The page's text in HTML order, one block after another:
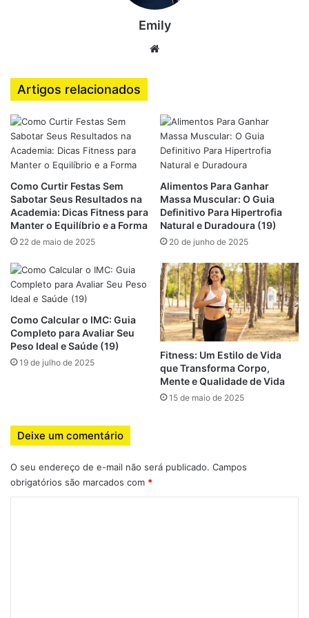
benefícios são imediatos:
Redução do peso corporal
Diminuição de inflamações
Mais energia e disposição
Controle do colesterol
Prevenção de doenças crônicas (diabetes tipo 2,
hipertensão, etc.)
Além disso, a possibilidade de incluir proteínas animais
eventualmente torna o processo maisrealista e
sustentável.
Flexitarianismo Para Emagrecer: O
Segredo Está na Adesão
Diferente das dietas que prometem perda de peso rápida
com restrições absurdas, o flexitarianismo éinteligente
Ele não tira o prazer de comer, não impõe sacrifícios
impossíveis e pode ser seguido por tempo indeterminado.
Sentem culpa ao comer carne, mas ainda não querem
Emily
Artigos relacionados
Como Curtir Festas Sem
Sabotar Seus Resultados na
Academia: Dicas Fitness para
Manter o Equilíbrio e a Forma
22 de maio de 2025
Alimentos Para Ganhar
Massa Muscular: O Guia
Definitivo Para Hipertrofia
Natural e Duradoura (19)
20 de junho de 2025
Como Calcular o IMC: Guia
Completo para Avaliar Seu
Peso Ideal e Saúde (19)
19 de julho de 2025
Fitness: Um Estilo de Vida
que Transforma Corpo,
Mente e Qualidade de Vida
15 de maio de 2025
Deixe um comentário
O seu endereço de e-mail não será publicado. Campos
obrigatórios são marcados com *